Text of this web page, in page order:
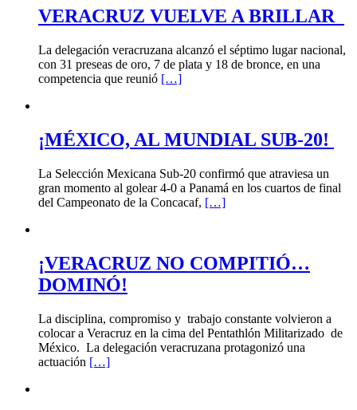
VERACRUZ VUELVE A BRILLAR
La delegación veracruzana alcanzó el séptimo lugar nacional,
con 31 preseas de oro, 7 de plata y 18 de bronce, en una
competencia que reunió […]
¡MÉXICO, AL MUNDIAL SUB-20!
La Selección Mexicana Sub-20 confirmó que atraviesa un
gran momento al golear 4-0 a Panamá en los cuartos de final
del Campeonato de la Concacaf, […]
¡VERACRUZ NO COMPITIÓ…
DOMINÓ!
La disciplina, compromiso y trabajo constante volvieron a
colocar a Veracruz en la cima del Pentathlón Militarizado de
México. La delegación veracruzana protagonizó una
actuación […]